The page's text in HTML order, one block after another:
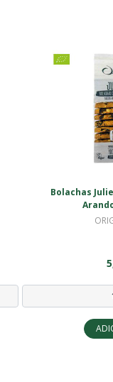
Bolachas